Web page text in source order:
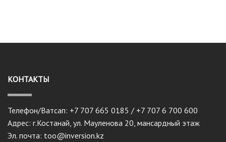
КОНТАКТЫ
Телефон/Ватсап: +7 707 665 0185 / +7 707 6 700 600
Адрес: г.Костанай, ул. Мауленова 20, мансардный этаж
Эл. почта: too@inversion.kz